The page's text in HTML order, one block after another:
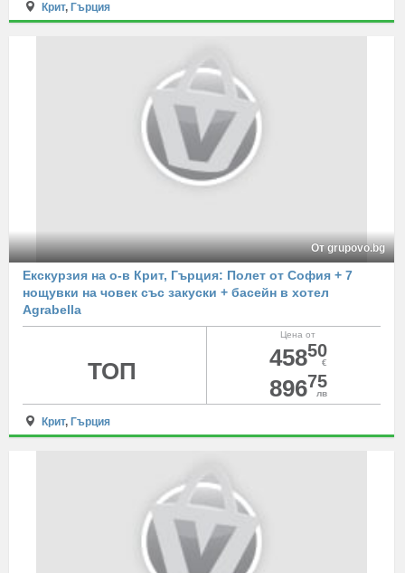
Крит, Гърция
От grupovo.bg
Екскурзия на о-в Крит, Гърция: Полет от София + 7
нощувки на човек със закуски + басейн в хотел
Agrabella
Цена от
45850
€
89675
лв
ТОП
Крит, Гърция